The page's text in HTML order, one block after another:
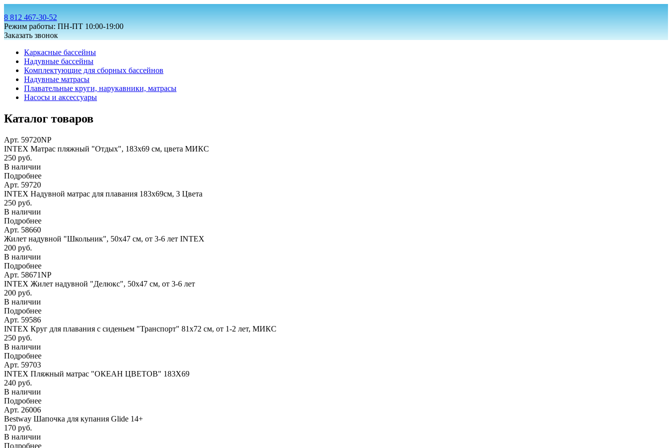
8 812 467-30-52
Режим работы: ПН-ПТ 10:00-19:00
Заказать звонок
Каркасные бассейны
Надувные бассейны
Комплектующие для сборных бассейнов
Надувные матрасы
Плавательные круги, нарукавники, матрасы
Насосы и аксессуары
Каталог товаров
Арт. 59720NP
INTEX Матрас пляжный "Отдых", 183х69 см, цвета МИКС
250 руб.
В наличии
Подробнее
Арт. 59720
INTEX Надувной матрас для плавания 183х69см, 3 Цвета
250 руб.
В наличии
Подробнее
Арт. 58660
Жилет надувной "Школьник", 50х47 см, от 3-6 лет INTEX
200 руб.
В наличии
Подробнее
Арт. 58671NP
INTEX Жилет надувной "Делюкс", 50х47 см, от 3-6 лет
200 руб.
В наличии
Подробнее
Арт. 59586
INTEX Круг для плавания с сиденьем "Транспорт" 81х72 см, от 1-2 лет, МИКС
250 руб.
В наличии
Подробнее
Арт. 59703
INTEX Пляжный матрас "ОКЕАН ЦВЕТОВ" 183Х69
240 руб.
В наличии
Подробнее
Арт. 26006
Bestway Шапочка для купания Glide 14+
170 руб.
В наличии
Подробнее